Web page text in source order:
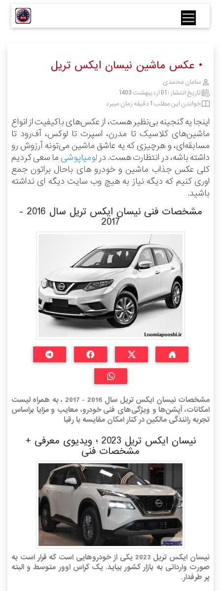
• عکس ماشین نیسان ایکس تریل
سامان محمدی
تاریخ انتشار : 01 اردیبهشت 1403
خواندن این مطلب 1 دقیقه زمان میبرد
اینجا یه گنجینه بی‌نظیر هست، از عکس‌های باکیفیت از انواع
ماشین‌های کلاسیک تا مدرن، اسپرت تا لوکس، آف‌رود تا
مسابقه‌ای، و هرچیزی که یه عاشق ماشین می‌تونه آرزوش رو
داشته باشه، در انتظارت هست.در لومیاپوشی ما سعی کردیم
کلی عکس جذاب ماشین و خودرو های باحال براتون جمع
اوری کنیم که دیگه نیاز به هیچ وب سایت دیگه ای نداشته
باشید.
مشخصات فنی نیسان ایکس تریل سال 2016 -
2017
مشخصات نیسان ایکس تریل سال 2016 - 2017 ، به همراه لیست
امکانات، آپشن‌ها و ویژگی‌های فنی خودرو، معایب و مزایا براساس
تجربه رانندگی مالکین در کنار امکان مقایسه با رقبا
نیسان ایکس تریل 2023 ؛ ویدیوی معرفی +
مشخصات فنی
نیسان ایکس تریل 2023 یکی از خودروهایی است که قرار است به
صورت وارداتی به بازار کشور بیاید. یک کراس اوور متوسط و البته
پر طرفدار.